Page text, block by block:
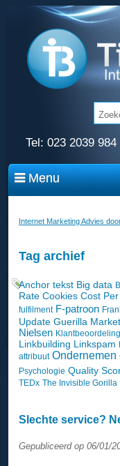
Tel: 023 2039 984
Menu
Internet Marketing Advies
Tag archief
Anchor tekst Big data
Rate Cookies Cost
fulfilment F-patroon
Update Guerilla
Nielsen
Linkbuilding Linkspam
attribuut Ondernemen
Psychologie Quality
TEDx The Invisible Gorilla
Slechte service?
Gepubliceerd op 06/01/